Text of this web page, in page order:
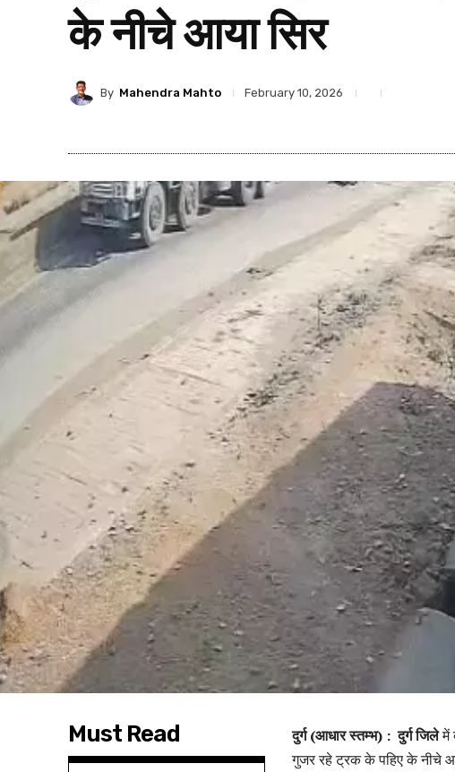
के नीचे आया सिर
By Mahendra Mahto February 10, 2026
Must Read दुर्ग (आधार स्तम्भ) : दुर्ग जिलेमें
गुजर रहे ट्रक के पहिए के नीचे